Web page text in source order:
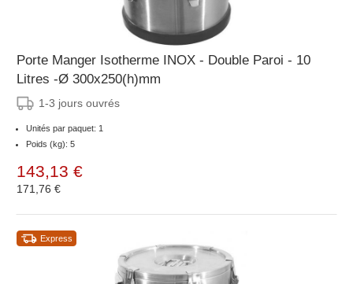
Porte Manger Isotherme INOX - Double Paroi - 10
Litres -Ø 300x250(h)mm
1-3 jours ouvrés
Unités par paquet: 1
Poids (kg): 5
143,13 €
171,76 €
Express